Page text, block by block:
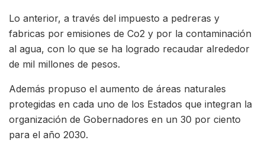
Lo anterior, a través del impuesto a pedreras y
fabricas por emisiones de Co2 y por la contaminación
al agua, con lo que se ha logrado recaudar alrededor
de mil millones de pesos.
Además propuso el aumento de áreas naturales
protegidas en cada uno de los Estados que integran la
organización de Gobernadores en un 30 por ciento
para el año 2030.